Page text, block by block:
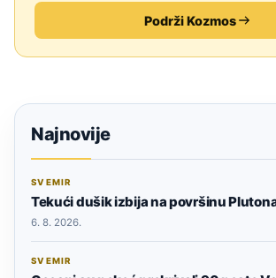
Podrži Kozmos
Najnovije
SVEMIR
Tekući dušik izbija na površinu
6. 8. 2026.
SVEMIR